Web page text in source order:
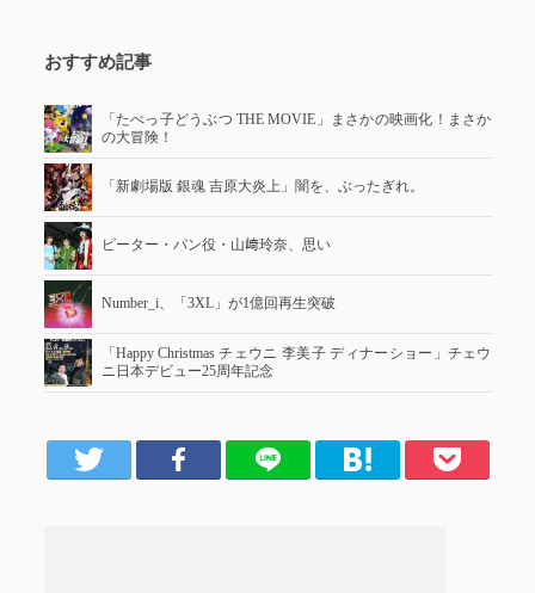
おすすめ記事
「たべっ子どうぶつ THE MOVIE」まさかの映画化！まさか
の大冒険！
「新劇場版 銀魂 吉原大炎上」闇を、ぶったぎれ。
ピーター・パン役・山﨑玲奈、思い
Number_i、「3XL」が1億回再生突破
「Happy Christmas チェウニ 李美子 ディナーショー」チェウ
ニ日本デビュー25周年記念
Facebook LINE はてブ Pocket